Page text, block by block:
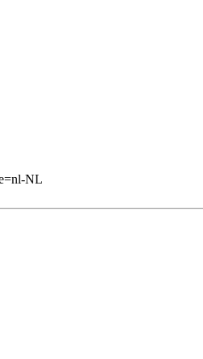
NL